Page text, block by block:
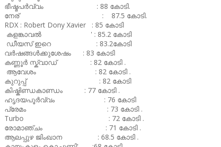
ഭീഷ്മപർവ്വം : 88 കോടി.
നേര് : 87.5 കോടി.
RDX : Robert Dony Xavier : 85 കോടി
കളങ്കാവൽ ' : 85.2 കോടി
ഡീയസ് ഇറെ : 83.2കോടി
വർഷങ്ങൾക്കുശേഷം : 83 കോടി
കണ്ണൂർ സ്ക്വാഡ് : 82 കോടി .
ആവേശം : 82 കോടി .
കുറുപ്പ് : 82 കോടി
കിഷ്കിണ്ഡകാണ്ഡം : 77 കോടി .
ഹൃദയപൂർവ്വം : 76 കോടി
പ്രേമം : 73 കോടി .
Turbo : 72 കോടി .
രോമാഞ്ചം : 71 കോടി .
ആലപ്പുഴ ജിംഖാന : 68.5 കോടി .